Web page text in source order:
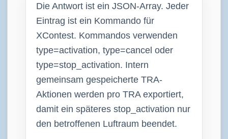
Die Antwort ist ein JSON-Array. Jeder
Eintrag ist ein Kommando für
XContest. Kommandos verwenden
type=activation, type=cancel oder
type=stop_activation. Intern
gemeinsam gespeicherte TRA-
Aktionen werden pro TRA exportiert,
damit ein späteres stop_activation nur
den betroffenen Luftraum beendet.